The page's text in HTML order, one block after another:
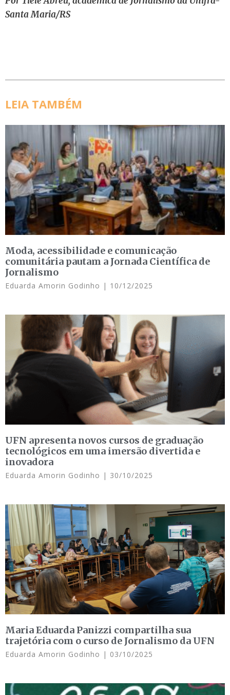
Santa Maria/RS
LEIA TAMBÉM
Moda, acessibilidade e comunicação
comunitária pautam a Jornada Científica de
Jornalismo
Eduarda Amorin Godinho 10/12/2025
UFN apresenta novos cursos de graduação
tecnológicos em uma imersão divertida e
inovadora
Eduarda Amorin Godinho 30/10/2025
Maria Eduarda Panizzi compartilha sua
trajetória com o curso de Jornalismo da UFN
Eduarda Amorin Godinho 03/10/2025